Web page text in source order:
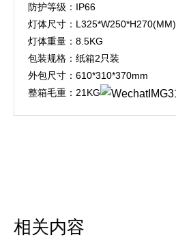
防护等级：IP66
灯体尺寸：L325*W250*H270(MM)
灯体重量：8.5KG
包装规格：纸箱2只装
外包尺寸：610*310*370mm
整箱毛重：21KG
相关内容